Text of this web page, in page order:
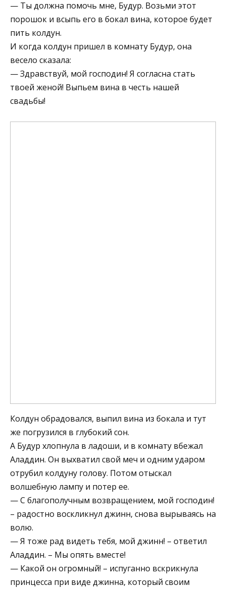
— Ты должна помочь мне, Будур. Возьми этот
порошок и всыпь его в бокал вина, которое будет
пить колдун.
И когда колдун пришел в комнату Будур, она
весело сказала:
— Здравствуй, мой господин! Я согласна стать
твоей женой! Выпьем вина в честь нашей
свадьбы!
Колдун обрадовался, выпил вина из бокала и тут
же погрузился в глубокий сон.
А Будур хлопнула в ладоши, и в комнату вбежал
Аладдин. Он выхватил свой меч и одним ударом
отрубил колдуну голову. Потом отыскал
волшебную лампу и потер ее.
— С благополучным возвращением, мой господин!
– радостно воскликнул джинн, снова вырываясь на
волю.
— Я тоже рад видеть тебя, мой джинн! – ответил
Аладдин. – Мы опять вместе!
— Какой он огромный! – испуганно вскрикнула
принцесса при виде джинна, который своим